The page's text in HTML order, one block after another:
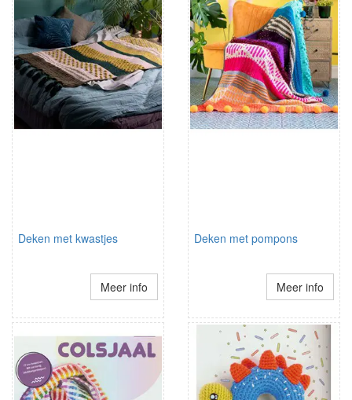
Deken met kwastjes
Meer info
Deken met pompons
Meer info